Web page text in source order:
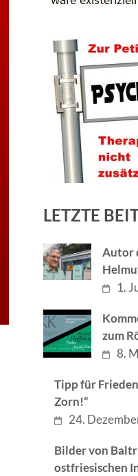
LETZTE
Autor
1.
zum
8.
Tipp für
Zorn!“
24.
Bilder von
ostfriesischen